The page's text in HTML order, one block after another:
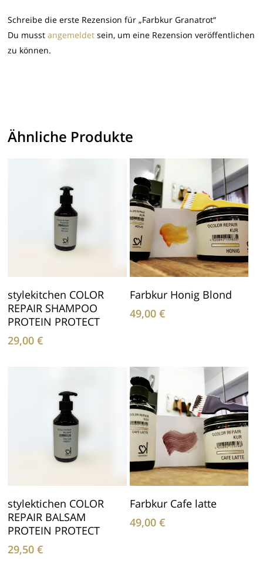
Schreibe die erste Rezension für „Farbkur Granatrot“
Du musstangemeldet sein, um eine Rezension veröffentlichen
zu können.
Ähnliche Produkte
In Den Warenkorb
stylekitchen COLOR
REPAIR SHAMPOO
PROTEIN PROTECT
29,00€
In Den Warenkorb
Farbkur Honig Blond
49,00€
In Den Warenkorb
stylektichen COLOR
REPAIR BALSAM
PROTEIN PROTECT
29,50€
In Den Warenkorb
Farbkur Cafe latte
49,00€